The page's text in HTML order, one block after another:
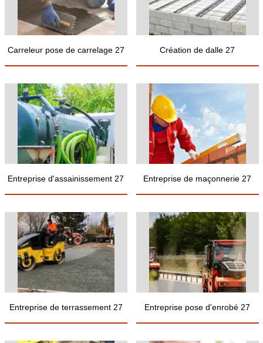
Carreleur pose de carrelage 27 Création de dalle 27
Entreprise d'assainissement 27 Entreprise de maçonnerie 27
Entreprise de terrassement 27 Entreprise pose d'enrobé 27